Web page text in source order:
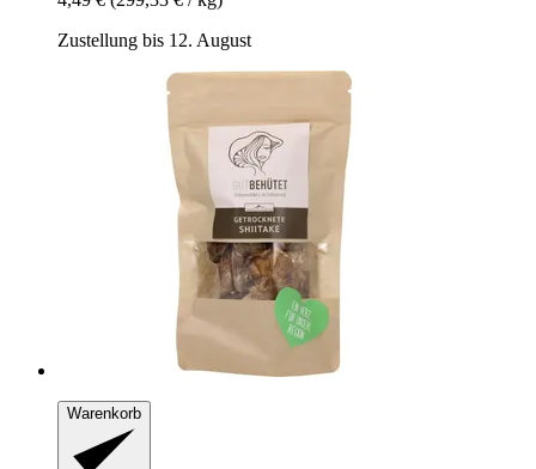
Zustellung bis 12. August
Warenkorb